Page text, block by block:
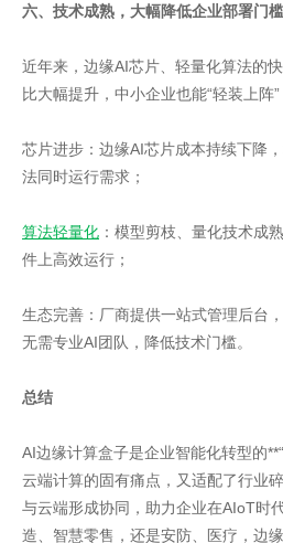
六、技术成熟，大幅降低企业部署门槛
近年来，边缘AI芯片、轻量化算法的
比大幅提升，中小企业也能“轻装上阵”
芯片进步：边缘AI芯片成本持续下降
法同时运行需求；
算法轻量化 ：模型剪枝、量化技术成
件上高效运行；
生态完善：厂商提供一站式管理后台
无需专业AI团队，降低技术门槛。
总结
AI边缘计算盒子是企业智能化转型的
云端计算的固有痛点，又适配了行业
与云端形成协同，助力企业在AIoT时
造、智慧零售，还是安防、医疗，边